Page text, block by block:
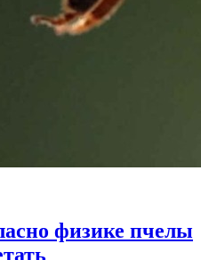
физике пчелы